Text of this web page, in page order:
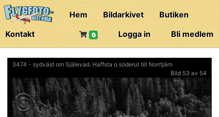
Hem Bildarkivet
Butiken
Kontakt
Bli medlem
Logga in
0
3474 - sydväst om Själevad. Haffsta o söderut till Norrtjärn
Bild 53 av 54